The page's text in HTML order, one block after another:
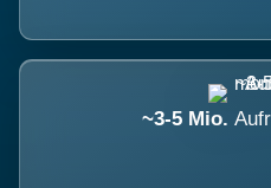
~3-5 Mio.